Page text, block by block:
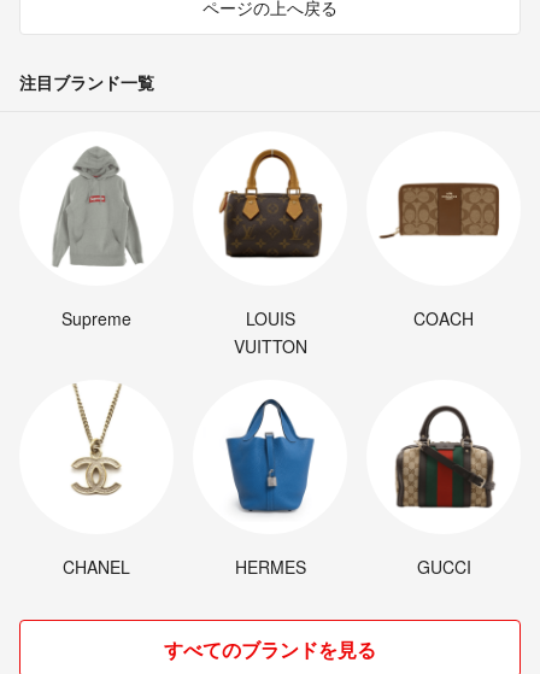
ページの上へ戻る
注目ブランド一覧
Supreme
LOUIS
VUITTON
COACH
CHANEL HERMES GUCCI
すべてのブランドを見る